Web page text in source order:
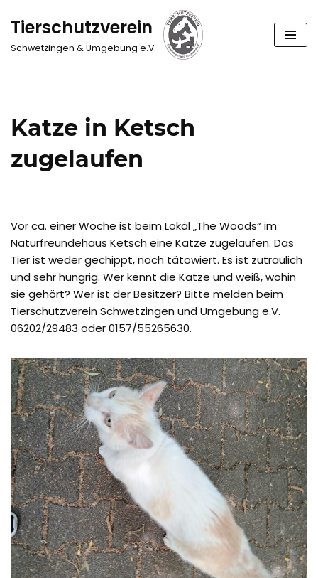
Zum
Inhalt
Tierschutzverein
Schwetzingen & Umgebung e.V.
Katze in Ketsch
zugelaufen
Vor ca. einer Woche ist beim Lokal „The Woods“ im
Naturfreundehaus Ketsch eine Katze zugelaufen. Das
Tier ist weder gechippt, noch tätowiert. Es ist zutraulich
und sehr hungrig. Wer kennt die Katze und weiß, wohin
sie gehört? Wer ist der Besitzer? Bitte melden beim
Tierschutzverein Schwetzingen und Umgebung e.V.
06202/29483 oder 0157/55265630.